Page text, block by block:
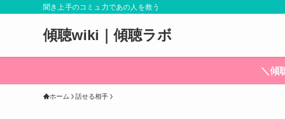
聞き上手のコミュ力であの人を救う
傾聴wiki｜傾聴ラボ
＼傾
ホーム 話せる相手